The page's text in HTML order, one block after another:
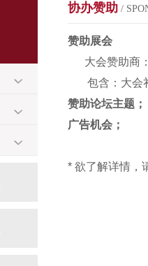
协办赞助 /
赞助展会
大会赞助商：
包含：大会礼
赞助论坛主题；
广告机会；
* 欲了解详情，